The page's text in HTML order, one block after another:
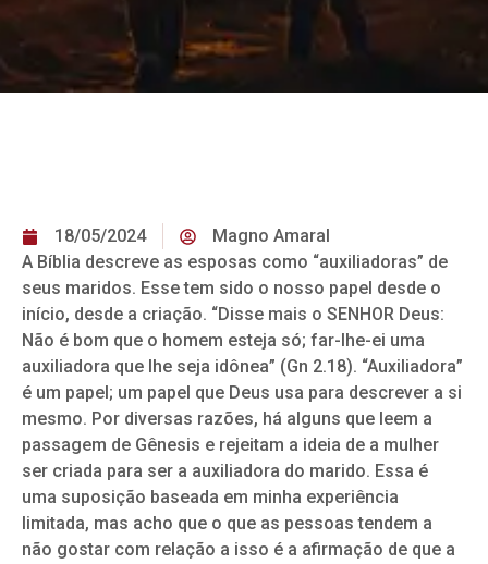
18/05/2024
Magno Amaral
A Bíblia descreve as esposas como “auxiliadoras” de
seus maridos. Esse tem sido o nosso papel desde o
início, desde a criação. “Disse mais o SENHOR Deus:
Não é bom que o homem esteja só; far-lhe-ei uma
auxiliadora que lhe seja idônea” (Gn 2.18). “Auxiliadora”
é um papel; um papel que Deus usa para descrever a si
mesmo. Por diversas razões, há alguns que leem a
passagem de Gênesis e rejeitam a ideia de a mulher
ser criada para ser a auxiliadora do marido. Essa é
uma suposição baseada em minha experiência
limitada, mas acho que o que as pessoas tendem a
não gostar com relação a isso é a afirmação de que a